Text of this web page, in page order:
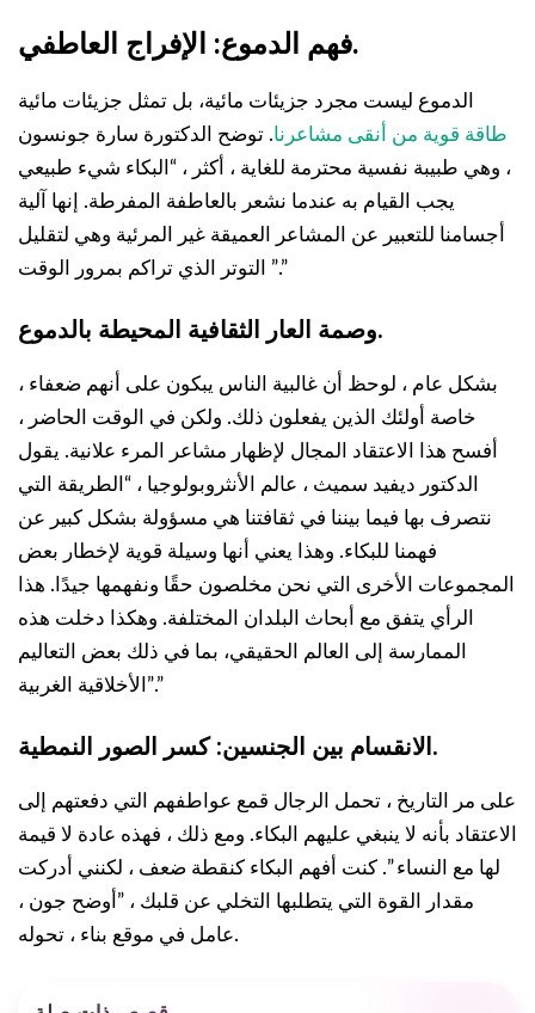
فهم الدموع: الإفراج العاطفي.
الدموع ليست مجرد جزيئات مائية، بل تمثل جزيئات مائية
طاقة قوية من أنقى مشاعرنا. توضح الدكتورة سارة جونسون
، وهي طبيبة نفسية محترمة للغاية ، أكثر ، “البكاء شيء طبيعي
يجب القيام به عندما نشعر بالعاطفة المفرطة. إنها آلية
أجسامنا للتعبير عن المشاعر العميقة غير المرئية وهي لتقليل
التوتر الذي تراكم بمرور الوقت ”.”
وصمة العار الثقافية المحيطة بالدموع.
بشكل عام ، لوحظ أن غالبية الناس يبكون على أنهم ضعفاء ،
خاصة أولئك الذين يفعلون ذلك. ولكن في الوقت الحاضر ،
أفسح هذا الاعتقاد المجال لإظهار مشاعر المرء علانية. يقول
الدكتور ديفيد سميث ، عالم الأنثروبولوجيا ، “الطريقة التي
نتصرف بها فيما بيننا في ثقافتنا هي مسؤولة بشكل كبير عن
فهمنا للبكاء. وهذا يعني أنها وسيلة قوية لإخطار بعض
المجموعات الأخرى التي نحن مخلصون حقًا ونفهمها جيدًا. هذا
الرأي يتفق مع أبحاث البلدان المختلفة. وهكذا دخلت هذه
الممارسة إلى العالم الحقيقي، بما في ذلك بعض التعاليم
الأخلاقية الغربية”.”
الانقسام بين الجنسين: كسر الصور النمطية.
على مر التاريخ ، تحمل الرجال قمع عواطفهم التي دفعتهم إلى
الاعتقاد بأنه لا ينبغي عليهم البكاء. ومع ذلك ، فهذه عادة لا قيمة
لها مع النساء ”. كنت أفهم البكاء كنقطة ضعف ، لكنني أدركت
مقدار القوة التي يتطلبها التخلي عن قلبك ، ”أوضح جون ،
عامل في موقع بناء ، تحوله.